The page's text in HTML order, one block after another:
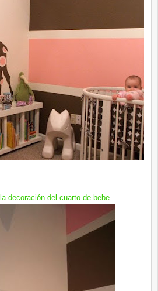
decoración del cuarto de bebe